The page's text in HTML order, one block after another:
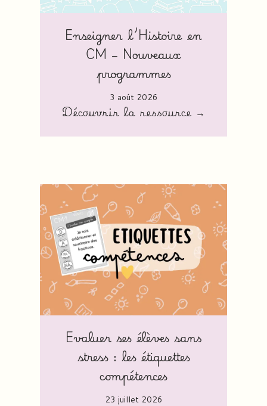
Enseigner l’Histoire en
CM – Nouveaux
programmes
3 août 2026
Découvrir la ressource →
Evaluer ses élèves sans
stress : les étiquettes
compétences
23 juillet 2026